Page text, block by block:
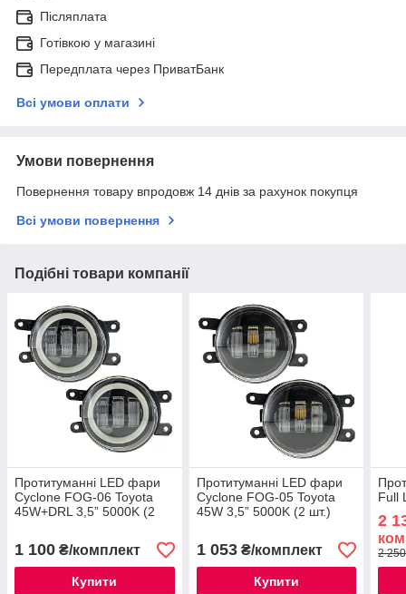
Післяплата
Готівкою у магазині
Передплата через ПриватБанк
Всі умови оплати
Умови повернення
Повернення товару впродовж 14 днів за рахунок покупця
Всі умови повернення
Подібні товари компанії
Протитуманні LED фари
Cyclone FOG-06 Toyota
45W+DRL 3,5” 5000K (2
1 100 ₴/комплект
Купити
Протитуманні LED фари
Cyclone FOG-05 Toyota
45W 3,5” 5000K (2 шт.)
1 053₴/комплект
Купити
Full
2
2